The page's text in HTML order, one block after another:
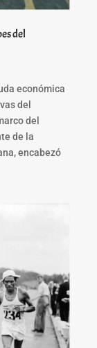
del
económica
del
del
de la
encabezó